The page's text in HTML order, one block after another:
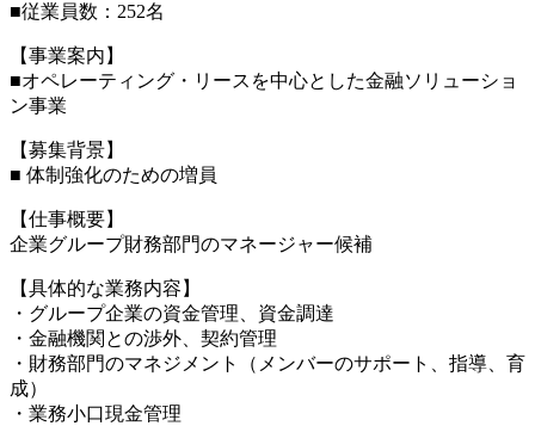
■従業員数：252名
【事業案内】
■オペレーティング・リースを中心とした金融ソリューショ
ン事業
【募集背景】
■ 体制強化のための増員
【仕事概要】
企業グループ財務部門のマネージャー候補
【具体的な業務内容】
・グループ企業の資金管理、資金調達
・金融機関との渉外、契約管理
・財務部門のマネジメント（メンバーのサポート、指導、育
成）
・業務小口現金管理